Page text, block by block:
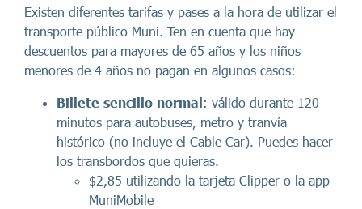
Existen diferentes tarifas y pases a la hora de utilizar el
transporte público Muni. Ten en cuenta que hay
descuentos para mayores de 65 años y los niños
menores de 4 años no pagan en algunos casos:
Billete sencillo normal : válido durante 120
minutos para autobuses, metro y tranvía
histórico (no incluye el Cable Car). Puedes hacer
los transbordos que quieras.
$2,85 utilizando la tarjeta Clipper o la app
MuniMobile